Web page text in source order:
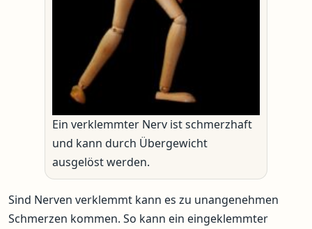
Ein verklemmter Nerv ist schmerzhaft
und kann durch Übergewicht
ausgelöst werden.
Sind Nerven verklemmt kann es zu unangenehmen
Schmerzen kommen. So kann ein eingeklemmter